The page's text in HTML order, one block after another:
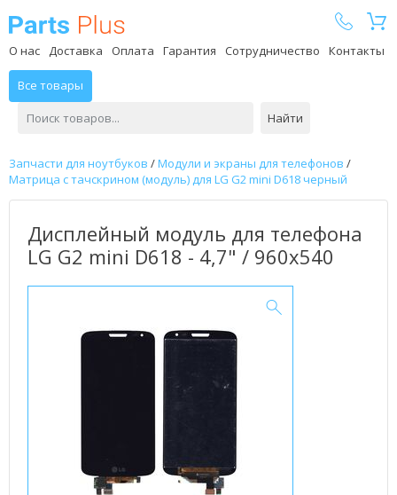
О нас Доставка Оплата Гарантия Сотрудничество Контакты
Все товары
Найти
Запчасти для ноутбуков /Модули и экраны для телефонов /
Матрица с тачскрином (модуль) для LG G2 mini D618 черный
Дисплейный модуль для телефона
LG G2 mini D618 - 4,7" / 960x540